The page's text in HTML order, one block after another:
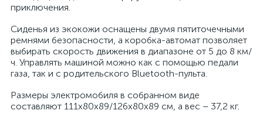
приключения.
Сиденья из экокожи оснащены двумя пятиточечными
ремнями безопасности, а коробка-автомат позволяет
выбирать скорость движения в диапазоне от 5 до 8 км/
ч. Управлять машиной можно как с помощью педали
газа, так и с родительского Bluetooth-пульта.
Размеры электромобиля в собранном виде
составляют 111х80х89/126х80х89 см, а вес – 37,2 кг.